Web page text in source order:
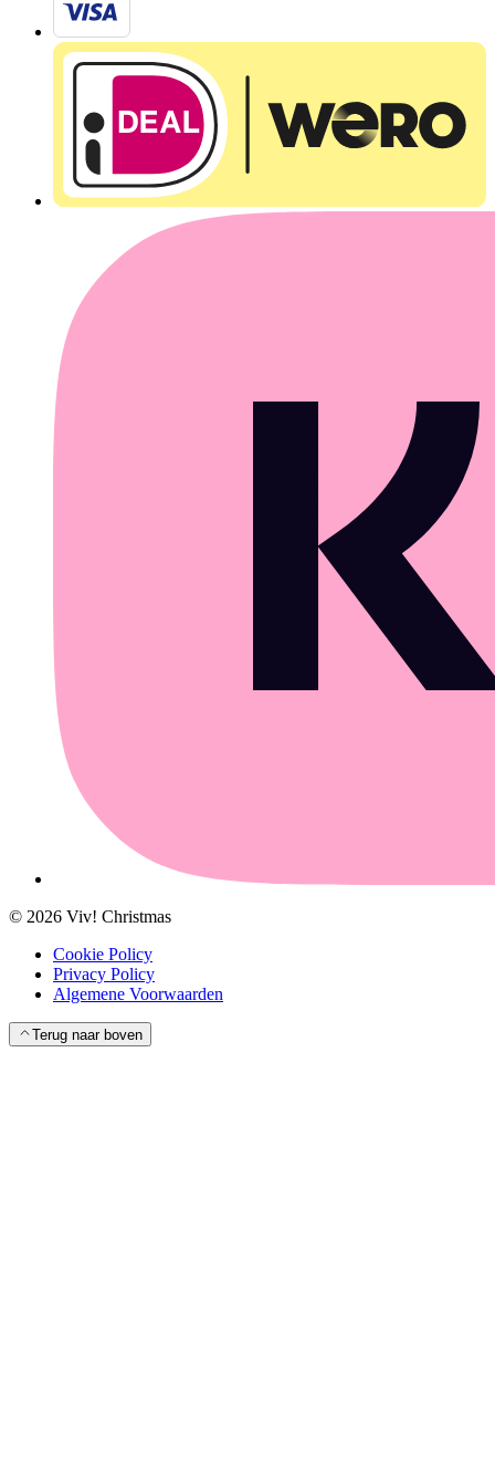
© 2026 Viv! Christmas
Cookie Policy
Privacy Policy
Algemene Voorwaarden
Terug naar boven